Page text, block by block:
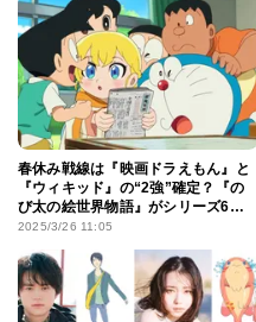
春休み戦線は『映画ドラえもん』と
『ウィキッド』の“2強”確定？『の
び太の絵世界物語』がシリーズ6年
ぶりのV3で一気に加速
2025/3/26 11:05